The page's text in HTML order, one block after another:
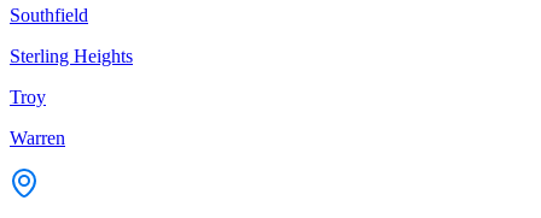
Southfield
Sterling Heights
Troy
Warren